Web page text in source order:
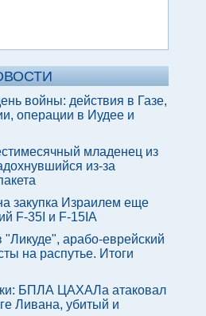
войны: действия в Газе,
операции в Иудее и
младенец из
из-за
закупка Израилем еще
F-35I и F-15IA
арабо-еврейский
на распутье. Итоги
БПЛА ЦАХАЛа атаковал
Ливана, убитый и